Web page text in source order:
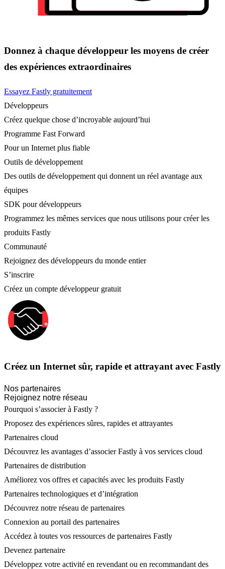
Donnez à chaque développeur les moyens de créer
des expériences extraordinaires
Essayez Fastly gratuitement
Développeurs
Créez quelque chose d’incroyable aujourd’hui
Programme Fast Forward
Pour un Internet plus fiable
Outils de développement
Des outils de développement qui donnent un réel avantage aux
équipes
SDK pour développeurs
Programmez les mêmes services que nous utilisons pour créer les
produits Fastly
Communauté
Rejoignez des développeurs du monde entier
S’inscrire
Créez un compte développeur gratuit
Créez un Internet sûr, rapide et attrayant avec Fastly
Nos partenaires
Rejoignez notre réseau
Pourquoi s’associer à Fastly ?
Proposez des expériences sûres, rapides et attrayantes
Partenaires cloud
Découvrez les avantages d’associer Fastly à vos services cloud
Partenaires de distribution
Améliorez vos offres et capacités avec les produits Fastly
Partenaires technologiques et d’intégration
Découvrez notre réseau de partenaires
Connexion au portail des partenaires
Accédez à toutes vos ressources de partenaires Fastly
Devenez partenaire
Développez votre activité en revendant ou en recommandant des